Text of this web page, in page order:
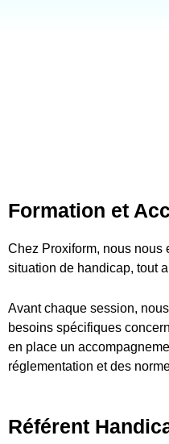
Formation et
Chez Proxiform, nous nous
situation de handicap, tout
Avant chaque session,
besoins spécifiques
en place un
réglementation et des
Référent